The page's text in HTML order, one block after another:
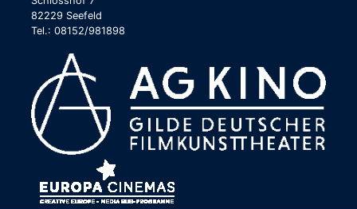
82229 Seefeld
Tel.: 08152/981898